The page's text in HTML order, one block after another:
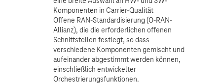
Komponenten in Carrier-Qualität
Offene RAN-Standardisierung (O-RAN-
Allianz), die die erforderlichen offenen
Schnittstellen festlegt, so dass
verschiedene Komponenten gemischt und
aufeinander abgestimmt werden können,
einschließlich entwickelter
Orchestrierungsfunktionen.